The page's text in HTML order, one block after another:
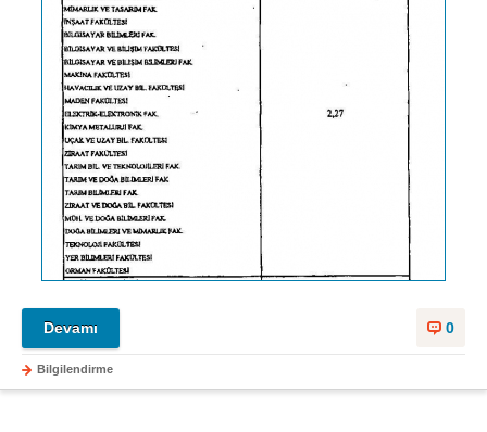
0
Devamı
Bilgilendirme